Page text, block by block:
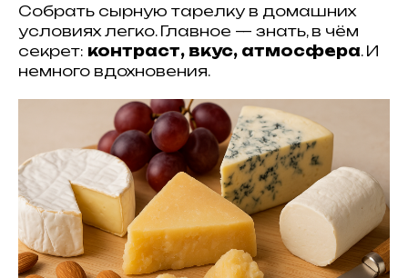
Собрать сырную тарелку в домашних
условиях легко. Главное — знать, в чём
секрет: контраст, вкус, атмосфера. И
немного вдохновения.